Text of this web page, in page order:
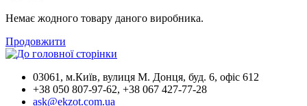
Немає жодного товару даного виробника.
Продовжити
03061, м.Київ, вулиця М. Донця, буд. 6, офіс 612
+38 050 807-97-62, +38 067 427-77-28
ask@ekzot.com.ua